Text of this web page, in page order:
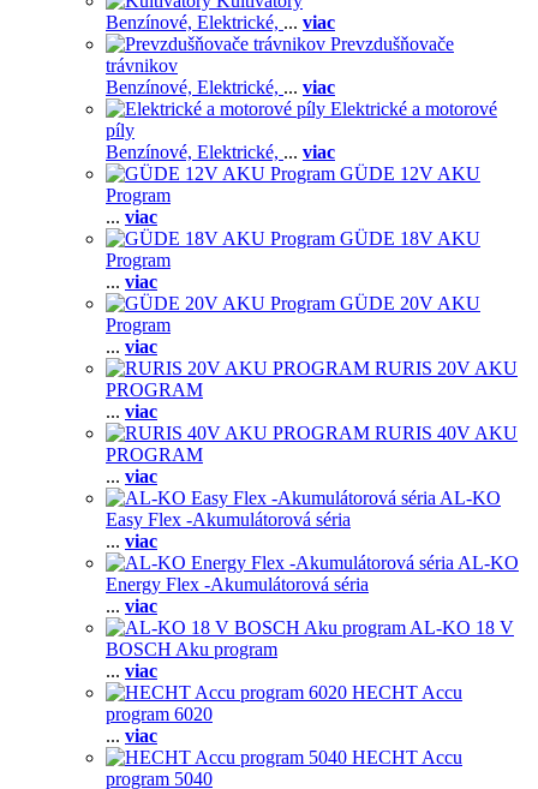
Benzínové, Elektrické, ... viac
Prevzdušňovače
trávnikov
Benzínové, Elektrické, ... viac
Elektrické a motorové
píly
Benzínové, Elektrické, ... viac
GÜDE 12V AKU
Program
... viac
GÜDE 18V AKU
Program
... viac
GÜDE 20V AKU
Program
... viac
RURIS 20V AKU
PROGRAM
... viac
RURIS 40V AKU
PROGRAM
... viac
AL-KO
Easy Flex -Akumulátorová séria
... viac
AL-KO
Energy Flex -Akumulátorová séria
... viac
AL-KO 18 V
BOSCH Aku program
... viac
HECHT Accu
program 6020
... viac
HECHT Accu
program 5040